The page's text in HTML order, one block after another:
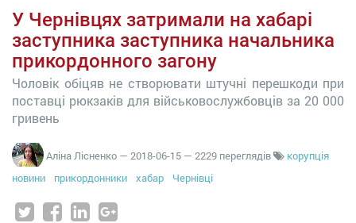
У Чернівцях затримали на хабарі
заступника заступника начальника
прикордонного загону
Чоловік обіцяв не створювати штучні перешкоди при
поставці рюкзаків для військовослужбовців за 20 000
гривень
Аліна Лісненко — 2018-06-15 — 2229 переглядів
корупція
новини
прикордонники хабар Чернівці